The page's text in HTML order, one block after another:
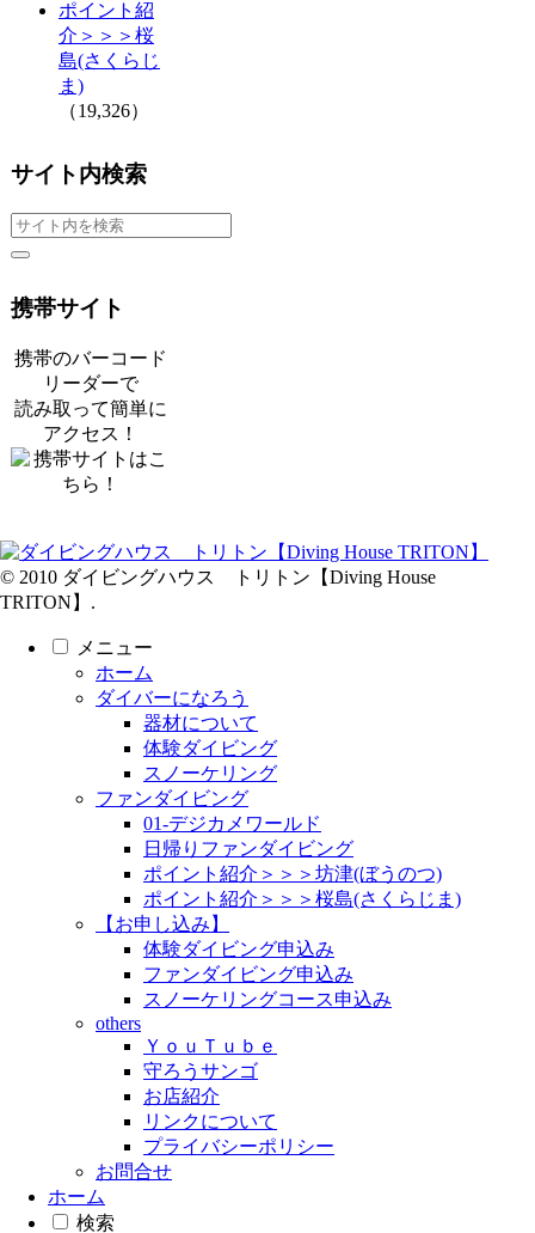
ポイント紹
介＞＞＞桜
島(さくらじ
ま)
（19,326）
サイト内検索
携帯サイト
携帯のバーコード
リーダーで
読み取って簡単に
アクセス！
© 2010 ダイビングハウス トリトン【Diving House
TRITON】.
メニュー
ホーム
ダイバーになろう
器材について
体験ダイビング
スノーケリング
ファンダイビング
01-デジカメワールド
日帰りファンダイビング
ポイント紹介＞＞＞坊津(ぼうのつ)
ポイント紹介＞＞＞桜島(さくらじま)
【お申し込み】
体験ダイビング申込み
ファンダイビング申込み
スノーケリングコース申込み
others
ＹｏｕＴｕｂｅ
守ろうサンゴ
お店紹介
リンクについて
プライバシーポリシー
お問合せ
ホーム
検索